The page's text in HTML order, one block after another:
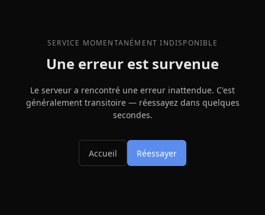
SERVICE MOMENTANÉMENT INDISPONIBLE
Une erreur est survenue
Le serveur a rencontré une erreur inattendue. C'est
généralement transitoire — réessayez dans quelques
secondes.
Accueil Réessayer